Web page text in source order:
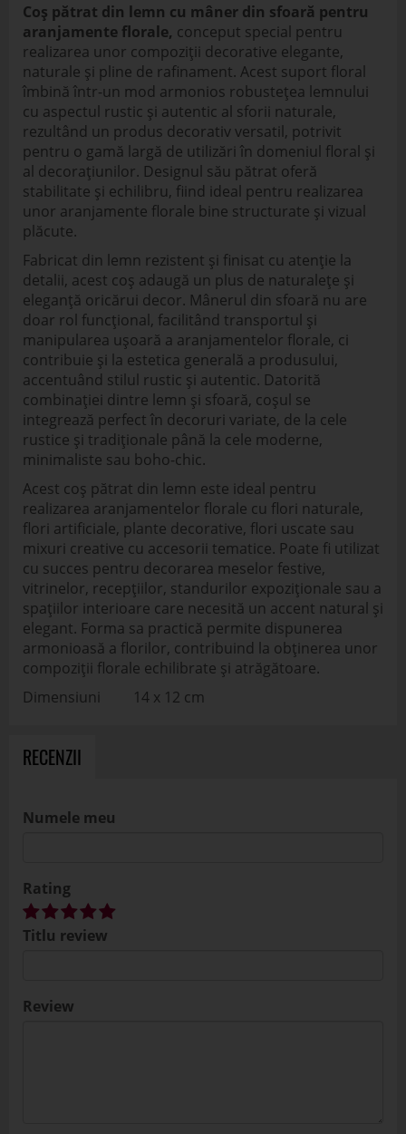
Coș pătrat din lemn cu mâner din sfoară pentru
aranjamente florale, conceput special pentru
realizarea unor compoziții decorative elegante,
naturale și pline de rafinament. Acest suport floral
îmbină într-un mod armonios robustețea lemnului
cu aspectul rustic și autentic al sforii naturale,
rezultând un produs decorativ versatil, potrivit
pentru o gamă largă de utilizări în domeniul floral și
al decorațiunilor. Designul său pătrat oferă
stabilitate și echilibru, fiind ideal pentru realizarea
unor aranjamente florale bine structurate și vizual
plăcute.
Fabricat din lemn rezistent și finisat cu atenție la
detalii, acest coș adaugă un plus de naturalețe și
eleganță oricărui decor. Mânerul din sfoară nu are
doar rol funcțional, facilitând transportul și
manipularea ușoară a aranjamentelor florale, ci
contribuie și la estetica generală a produsului,
accentuând stilul rustic și autentic. Datorită
combinației dintre lemn și sfoară, coșul se
integrează perfect în decoruri variate, de la cele
rustice și tradiționale până la cele moderne,
minimaliste sau boho-chic.
Acest coș pătrat din lemn este ideal pentru
realizarea aranjamentelor florale cu flori naturale,
flori artificiale, plante decorative, flori uscate sau
mixuri creative cu accesorii tematice. Poate fi utilizat
cu succes pentru decorarea meselor festive,
vitrinelor, recepțiilor, standurilor expoziționale sau a
spațiilor interioare care necesită un accent natural și
elegant. Forma sa practică permite dispunerea
armonioasă a florilor, contribuind la obținerea unor
compoziții florale echilibrate și atrăgătoare.
Dimensiuni 14 x 12 cm
RECENZII
Numele meu
Rating
Titlu review
Review